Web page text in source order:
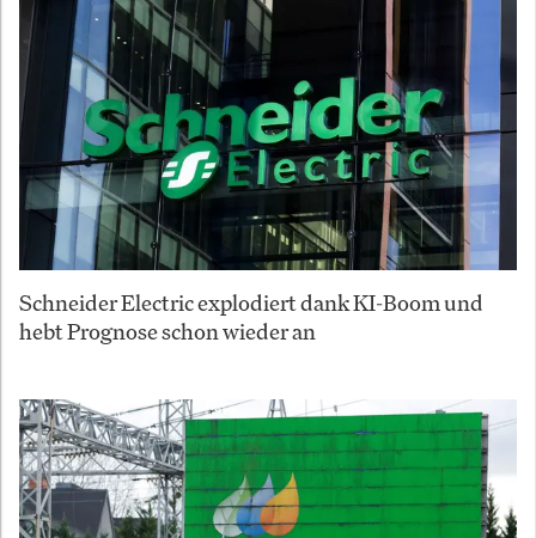
Schneider Electric explodiert dank KI-Boom und
hebt Prognose schon wieder an